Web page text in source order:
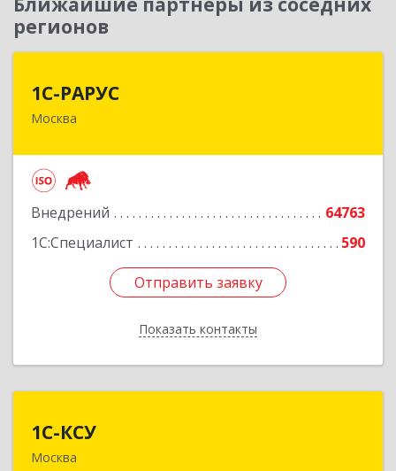
регионов
1С-РАРУС
Москва
Внедрений
64763
1С:Специалист
590
Отправить заявку
Показать контакты
127434, Москва г, Дмитровское ш, дом № 9Б
Отправить заявку
Назад
1С-КСУ
Москва129090, Москва г, вн.тер.г. муниципальный